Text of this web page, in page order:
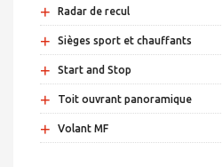
+ Radar de recul
+ Sièges sport et chauffants
+ Start and Stop
+ Toit ouvrant panoramique
+ Volant MF